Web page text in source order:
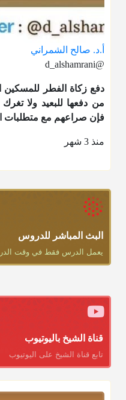
أ.د. صالح الشمراني
@d_alshamrani
دفعزكاة الفطر
للمسكين
من دفعها للبعيد ولا
فإن صراعهم مع متطلبات
منذ 3 شهر
البث المباشر للدروس
يعمل الدرس فقط في وقت
قناة الشيخ باليوتيوب
تابع قناة الشيخ على اليوتيوب